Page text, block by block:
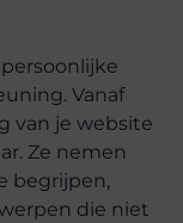
Vanaf
van je website
Ze nemen
begrijpen,
die niet